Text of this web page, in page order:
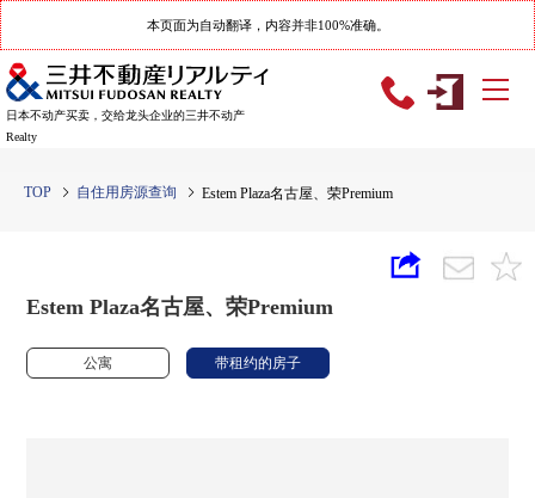
本页面为自动翻译，内容并非100%准确。
日本不动产买卖，交给龙头企业的三井不动产
Realty
TOP 自住用房源查询 Estem Plaza名古屋、荣Premium
Estem Plaza名古屋、荣Premium
公寓 带租约的房子